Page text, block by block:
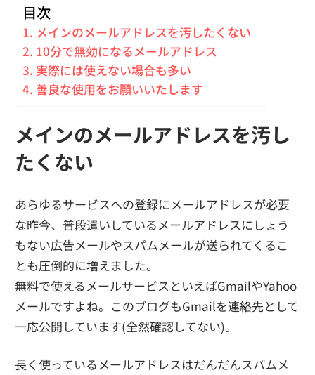
目次
メインのメールアドレスを汚したくない
10分で無効になるメールアドレス
実際には使えない場合も多い
善良な使用をお願いいたします
メインのメールアドレスを汚し
たくない
あらゆるサービスへの登録にメールアドレスが必要
な昨今、普段遣いしているメールアドレスにしょう
もない広告メールやスパムメールが送られてくるこ
とも圧倒的に増えました。
無料で使えるメールサービスといえばGmailやYahoo
メールですよね。このブログもGmailを連絡先として
一応公開しています(全然確認してない)。
長く使っているメールアドレスはだんだんスパムメ